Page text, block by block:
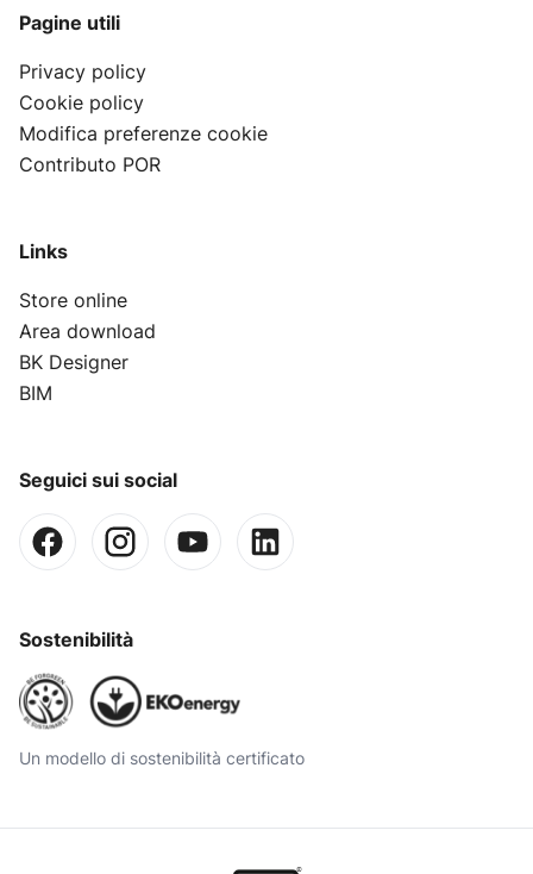
Pagine utili
Privacy policy
Cookie policy
Modifica preferenze cookie
Contributo POR
Links
Store online
Area download
BK Designer
BIM
Seguici sui social
Sostenibilità
Un modello di sostenibilità certificato